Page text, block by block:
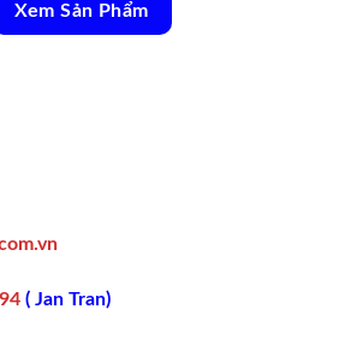
Xem Sản Phẩm
( Jan Tran)